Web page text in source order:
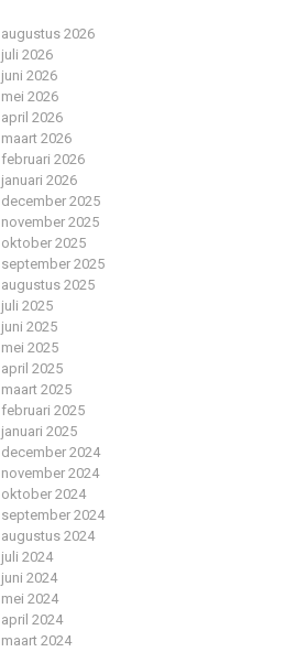
augustus 2026
juli 2026
juni 2026
mei 2026
april 2026
maart 2026
februari 2026
januari 2026
december 2025
november 2025
oktober 2025
september 2025
augustus 2025
juli 2025
juni 2025
mei 2025
april 2025
maart 2025
februari 2025
januari 2025
december 2024
november 2024
oktober 2024
september 2024
augustus 2024
juli 2024
juni 2024
mei 2024
april 2024
maart 2024